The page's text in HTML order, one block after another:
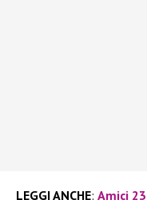
LEGGI ANCHE: Amici